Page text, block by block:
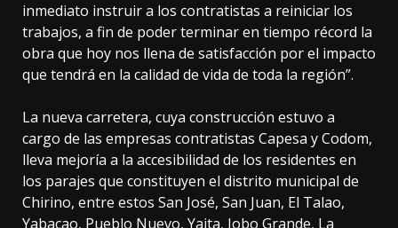
inmediato instruir a los contratistas a reiniciar los
trabajos, a fin de poder terminar en tiempo récord la
obra que hoy nos llena de satisfacción por el impacto
que tendrá en la calidad de vida de toda la región”.
La nueva carretera, cuya construcción estuvo a
cargo de las empresas contratistas Capesa y Codom,
lleva mejoría a la accesibilidad de los residentes en
los parajes que constituyen el distrito municipal de
Chirino, entre estos San José, San Juan, El Talao,
Yabacao, Pueblo Nuevo, Yaita, Jobo Grande, La